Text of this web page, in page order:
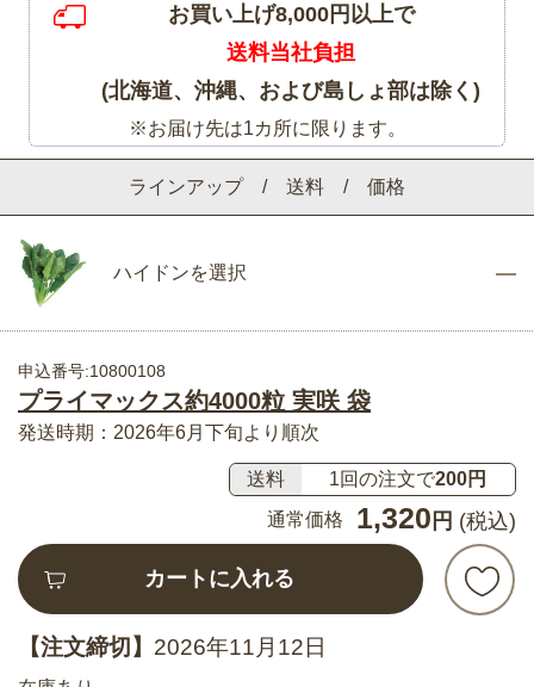
ラインアップ / 送料 / 価格
ハイドンを選択
申込番号:10800108
プライマックス約4000粒 実咲 袋
発送時期：2026年6月下旬より順次
送料 1回の注文で200円
通常価格
1,320 円 (税込)
カートに入れる
【注文締切】 2026年11月12日
お買い上げ8,000円以上で
送料当社負担
(北海道、沖縄、および島しょ部は除く)
※お届け先は1カ所に限ります。